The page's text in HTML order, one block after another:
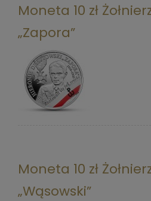
Moneta 10 zł
„Zapora”
Moneta 10 zł
„Wąsowski”